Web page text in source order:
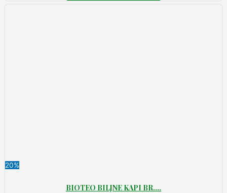
20%
BIOTEO BILJNE KAPI BR....